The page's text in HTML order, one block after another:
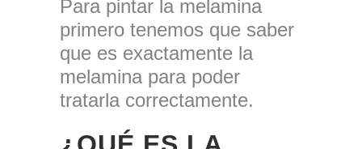
Para pintar la melamina
primero tenemos que saber
que es exactamente la
melamina para poder
tratarla correctamente.